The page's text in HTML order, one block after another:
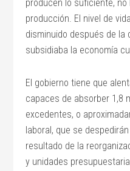
producen lo suficiente,
producción. El nivel de
disminuido después de la
subsidiaba la economía
El gobierno tiene que
capaces de absorber 1,8
excedentes, o
laboral, que se
resultado de la
y unidades